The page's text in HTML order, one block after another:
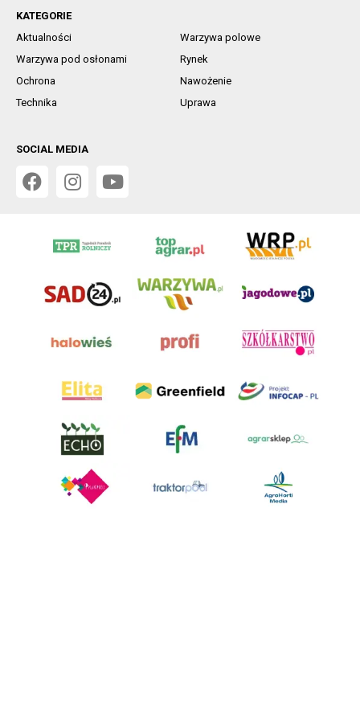
KATEGORIE
Aktualności
Warzywa polowe
Warzywa pod osłonami
Rynek
Ochrona
Nawożenie
Technika
Uprawa
SOCIAL MEDIA